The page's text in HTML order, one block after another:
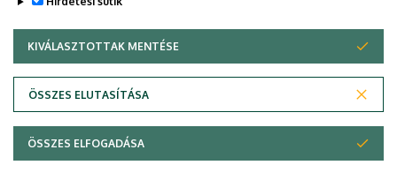
Adatvédelem
Szerzői jog © 2026 Unideb
KIVÁLASZTOTTAK MENTÉSE
ÖSSZES ELUTASÍTÁSA
WITHDRAW CONSENT
ÖSSZES ELFOGADÁSA